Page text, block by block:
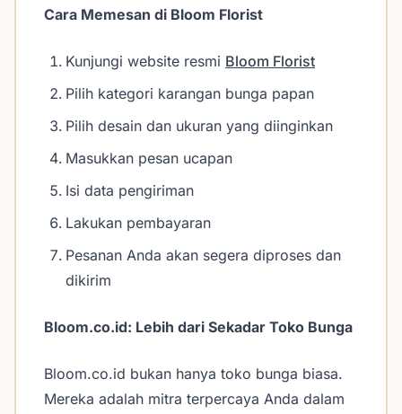
Cara Memesan di Bloom Florist
Kunjungi website resmi Bloom Florist
Pilih kategori karangan bunga papan
Pilih desain dan ukuran yang diinginkan
Masukkan pesan ucapan
Isi data pengiriman
Lakukan pembayaran
Pesanan Anda akan segera diproses dan
dikirim
Bloom.co.id: Lebih dari Sekadar Toko Bunga
Bloom.co.id bukan hanya toko bunga biasa.
Mereka adalah mitra terpercaya Anda dalam